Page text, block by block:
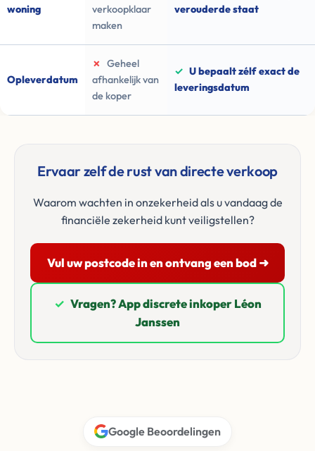
woning
verkoopklaar
maken
verouderde staat
Opleverdatum
✗
Geheel
afhankelijk van
de koper
✓ U bepaalt zélf exact de
leveringsdatum
Ervaar zelf de rust van directe verkoop
Waarom wachten in onzekerheid als u vandaag de
financiële zekerheid kunt veiligstellen?
Vul uw postcode in en ontvang een bod ➜
✓ Vragen? App discrete inkoper Léon
Janssen
Google Beoordelingen